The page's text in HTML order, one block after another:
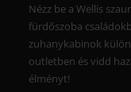
Nézz be a Wellis
fürdőszoba
zuhanykabinok
outletben és vidd
élményt!